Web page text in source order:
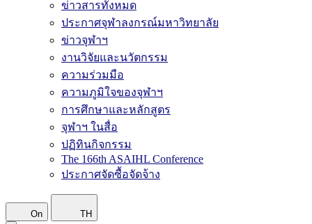
ข่าวสารทั้งหมด
ประกาศจุฬาลงกรณ์มหาวิทยาลัย
ข่าวจุฬาฯ
งานวิจัยและนวัตกรรม
ความร่วมมือ
ความภูมิใจของจุฬาฯ
การศึกษาและหลักสูตร
จุฬาฯ ในสื่อ
ปฏิทินกิจกรรม
The 166th ASAIHL Conference
ประกาศจัดซื้อจัดจ้าง
On TH